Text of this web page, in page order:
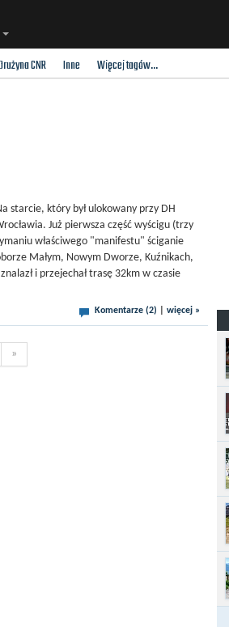
CNR Inne Więcej tagów...
starcie, który był ulokowany przy DH
Już pierwsza część wyścigu (trzy
właściwego "manifestu" ściganie
Małym, Nowym Dworze, Kuźnikach,
i przejechał trasę 32km w czasie
Komentarze (2) więcej »
»